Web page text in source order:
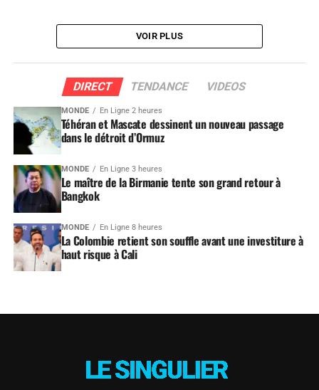
VOIR PLUS
DIRECT TENDANCE VIDEOS
MONDE En Ligne 2 heures
Téhéran et Mascate dessinent un nouveau passage
dans le détroit d’Ormuz
MONDE En Ligne 3 heures
Le maître de la Birmanie tente son grand retour à
Bangkok
MONDE En Ligne 8 heures
La Colombie retient son souffle avant une investiture à
haut risque à Cali